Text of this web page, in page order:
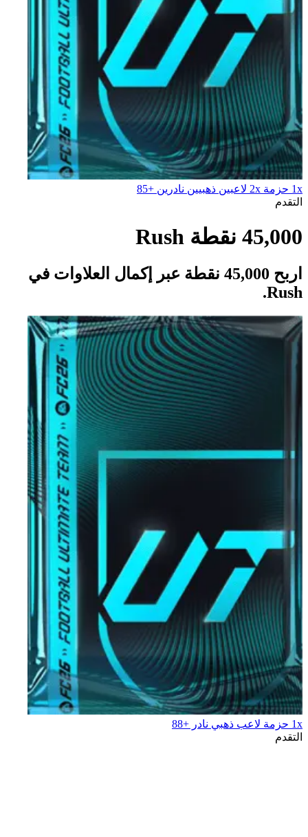
1x حزمة 2x لاعبين ذهبيين نادرين +85
التقدم
45,000 نقطة Rush
اربح 45,000 نقطة عبر إكمال العلاوات في
Rush.
1x حزمة لاعب ذهبي نادر +88
التقدم